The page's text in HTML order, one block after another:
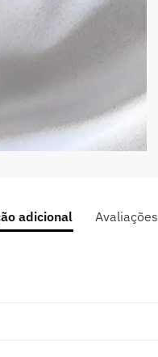
adicional Avaliações